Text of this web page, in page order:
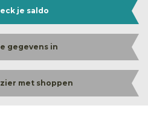
je saldo
gegevens in
met shoppen